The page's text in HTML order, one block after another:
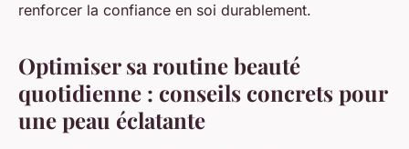
renforcer la confiance en soi durablement.
Optimiser sa routine beauté
quotidienne : conseils concrets pour
une peau éclatante